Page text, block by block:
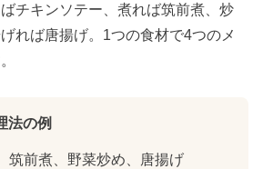
チキンソテー、煮れば筑前煮、炒
れば唐揚げ。1つの食材で4つのメ
法の例
筑前煮、野菜炒め、唐揚げ